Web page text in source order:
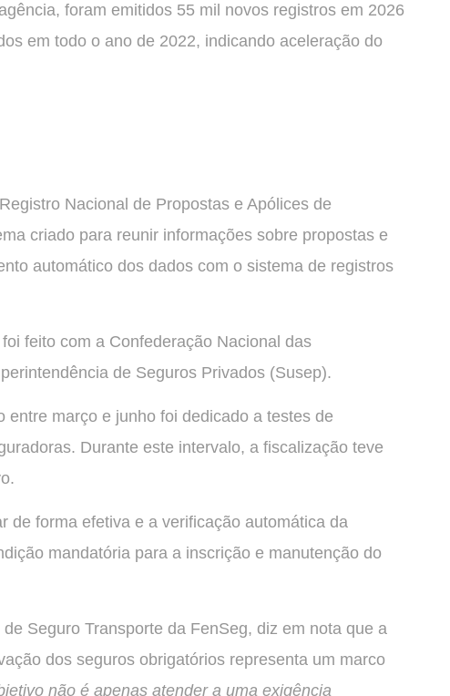
foram emitidos 55 mil novos registros em 2026
em todo o ano de 2022, indicando aceleração do
Nacional de Propostas e Apólices de
criado para reunir informações sobre propostas e
automático dos dados com o sistema de registros
feito com a Confederação Nacional das
de Seguros Privados (Susep).
entre março e junho foi dedicado a testes de
Durante este intervalo, a fiscalização teve
de forma efetiva e a verificação automática da
mandatória para a inscrição e manutenção do
Seguro Transporte da FenSeg, diz em nota que a
dos seguros obrigatórios representa um marco
não é apenas atender a uma exigência